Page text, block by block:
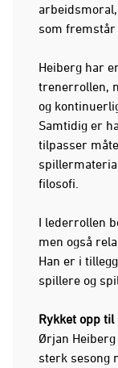
som fremstår
Heiberg har
trenerrollen,
og
Samtidig er
tilpasser
filosofi.
I lederrollen
men også
Han er i
spillere og
Rykket opp til
Ørjan
sterk sesong